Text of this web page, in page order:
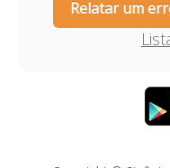
Relatar um